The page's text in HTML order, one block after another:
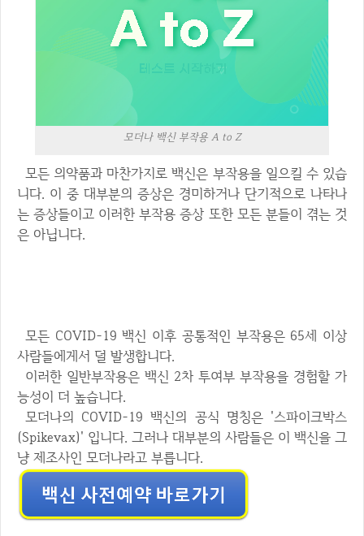
모더나 백신 부작용 A to Z
모든 의약품과 마찬가지로 백신은 부작용을 일으킬 수 있습
니다. 이 중 대부분의 증상은 경미하거나 단기적으로 나타나
는 증상들이고 이러한 부작용 증상 또한 모든 분들이 겪는 것
은 아닙니다.
모든 COVID-19 백신 이후 공통적인 부작용은 65세 이상
사람들에게서 덜 발생합니다.
이러한 일반부작용은 백신 2차 투여부 부작용을 경험할 가
능성이 더 높습니다.
모더나의 COVID-19 백신의 공식 명칭은 '스파이크박스
(Spikevax)' 입니다. 그러나 대부분의 사람들은 이 백신을 그
냥 제조사인 모더나라고 부릅니다.